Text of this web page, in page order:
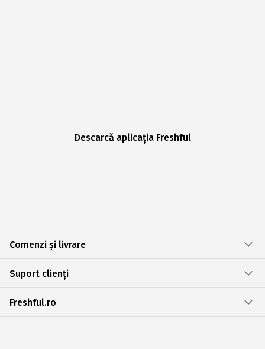
Descarcă aplicația Freshful
Comenzi și livrare
Suport clienți
Freshful.ro